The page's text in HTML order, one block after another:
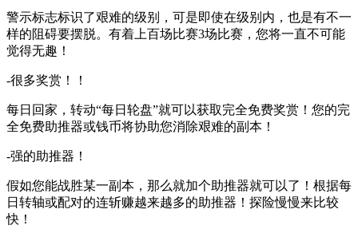
警示标志标识了艰难的级别，可是即使在级别内，也是有不一
样的阻碍要摆脱。有着上百场比赛3场比赛，您将一直不可能
觉得无趣！
-很多奖赏！！
每日回家，转动“每日轮盘”就可以获取完全免费奖赏！您的完
全免费助推器或钱币将协助您消除艰难的副本！
-强的助推器！
假如您能战胜某一副本，那么就加个助推器就可以了！根据每
日转轴或配对的连斩赚越来越多的助推器！探险慢慢来比较
快！